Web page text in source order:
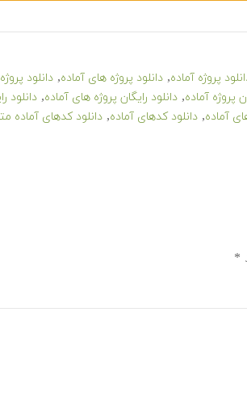
پروژه آماده, دانلود پروژه های آماده, دانلود
پروژه آماده, دانلود رایگان پروژه های آماده, دانلود
آماده, دانلود کدهای آماده, دانلود کدهای آماده
*